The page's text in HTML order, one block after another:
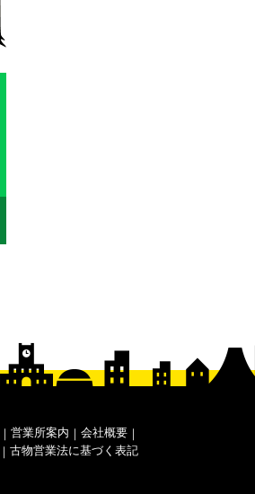
｜ 営業所案内 ｜ 会社概要 ｜
｜ 古物営業法に基づく表記